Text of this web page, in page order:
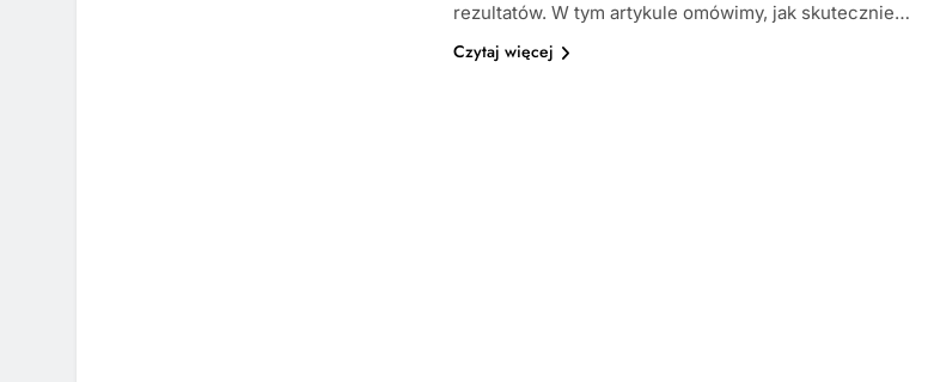
rezultatów. W tym artykule omówimy, jak skutecznie…
Czytaj więcej